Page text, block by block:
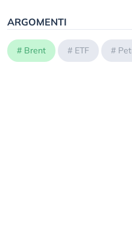
ARGOMENTI
# Brent # ETF #